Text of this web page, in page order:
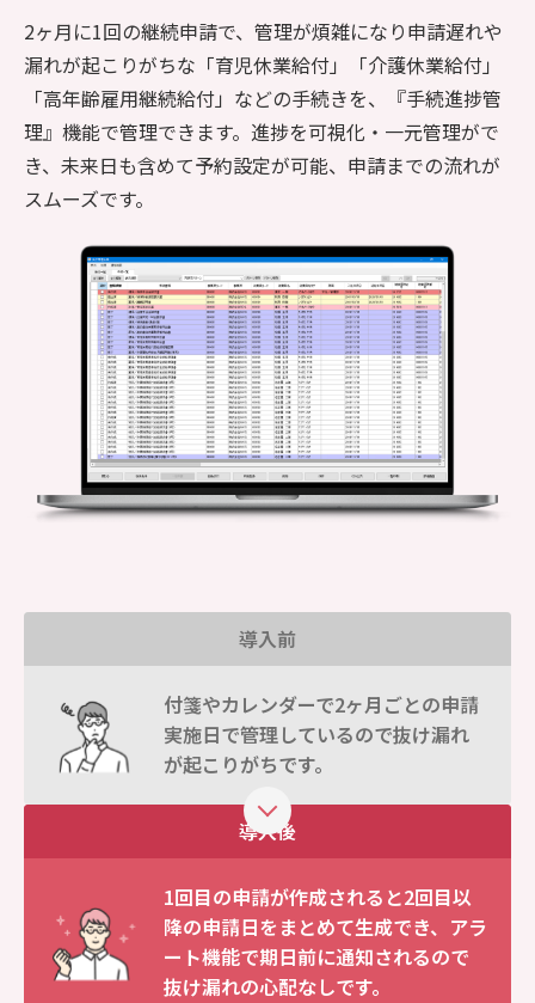
2ヶ月に1回の継続申請で、管理が煩雑になり申請遅れや
漏れが起こりがちな「育児休業給付」「介護休業給付」
「高年齢雇用継続給付」などの手続きを、『手続進捗管
理』機能で管理できます。進捗を可視化・一元管理がで
き、未来日も含めて予約設定が可能、申請までの流れが
スムーズです。
導入前
付箋やカレンダーで2ヶ月ごとの申請
実施日で管理しているので抜け漏れ
が起こりがちです。
導入後
1回目の申請が作成されると2回目以
降の申請日をまとめて生成でき、アラ
ート機能で期日前に通知されるので
抜け漏れの心配なしです。